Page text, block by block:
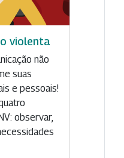
violenta
não
suas
e pessoais!
observar,